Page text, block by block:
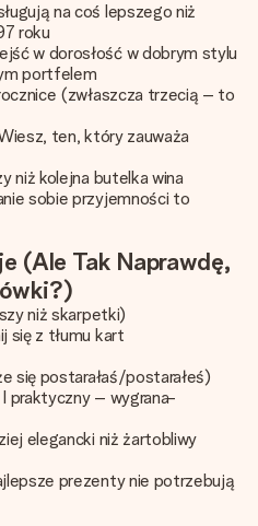
na coś lepszego niż
roku
w dorosłość w dobrym stylu
portfelem
(zwłaszcza trzecią – to
ten, który zauważa
niż kolejna butelka wina
sobie przyjemności to
(Ale Tak Naprawdę,
niż skarpetki)
się z tłumu kart
się postarałaś/postarałeś)
praktyczny – wygrana-
elegancki niż żartobliwy
prezenty nie potrzebują